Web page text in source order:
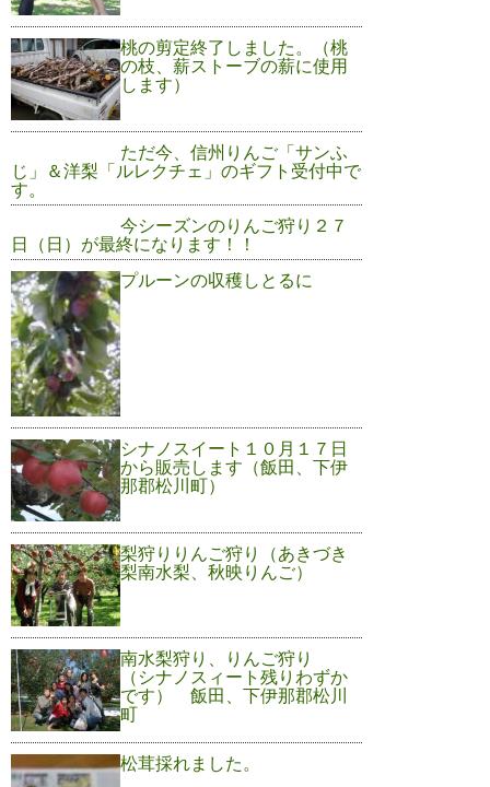
桃の剪定終了しました。（桃
の枝、薪ストーブの薪に使用
します）
ただ今、信州りんご「サンふ
じ」＆洋梨「ルレクチェ」のギフト受付中で
す。
今シーズンのりんご狩り２７
日（日）が最終になります！！
プルーンの収穫しとるに
シナノスイート１０月１７日
から販売します（飯田、下伊
那郡松川町）
梨狩りりんご狩り（あきづき
梨南水梨、秋映りんご）
南水梨狩り、りんご狩り
（シナノスィート残りわずか
です） 飯田、下伊那郡松川
町
松茸採れました。